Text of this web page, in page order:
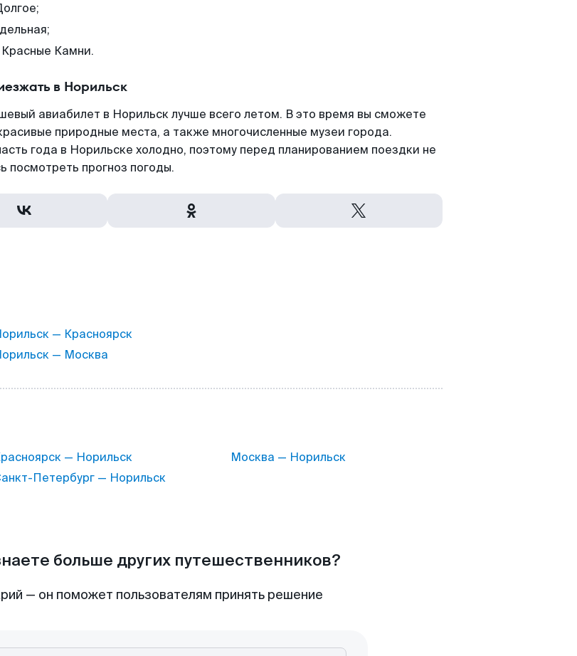
Камни.
в Норильск
авиабилет в Норильск лучше всего летом. В это время вы сможете
природные места, а также многочисленные музеи города.
года в Норильске холодно, поэтому перед планированием поездки не
посмотреть прогноз погоды.
— Красноярск
— Москва
— Норильск
Петербург — Норильск
Москва — Норильск
больше других путешественников?
— он поможет пользователям принять решение